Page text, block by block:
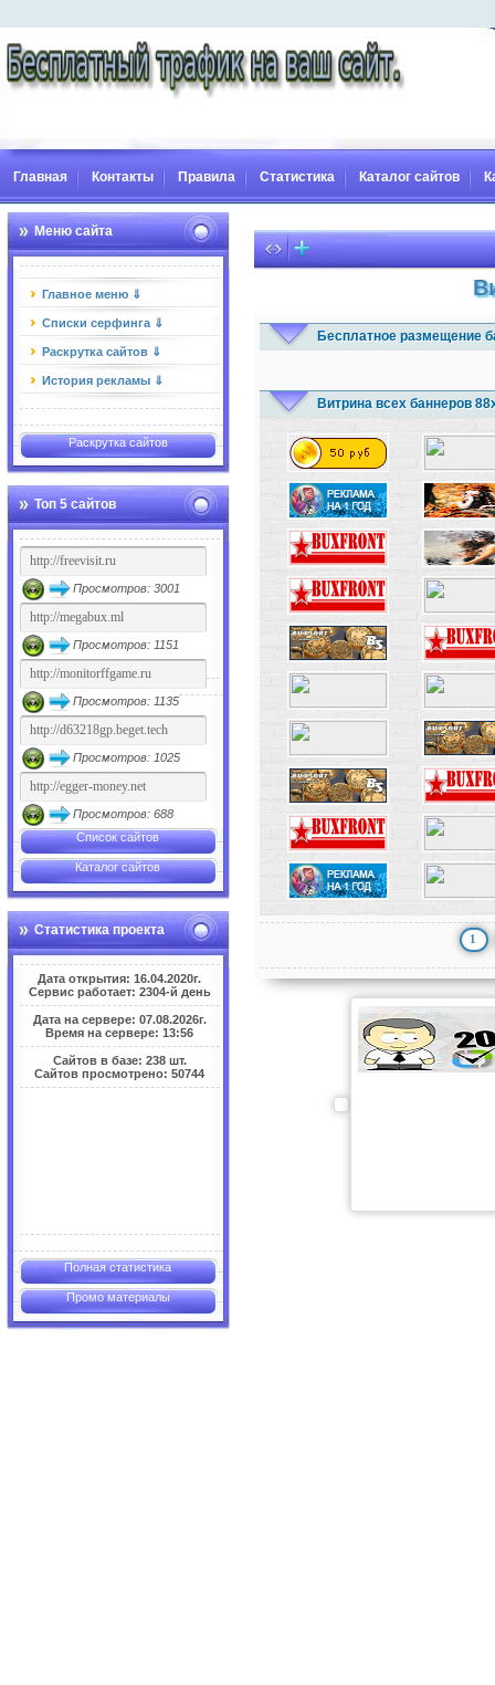
Главная Контакты Правила Статистика Каталог сайтов
Меню сайта
Главное меню ⇓
Списки серфинга ⇓
Раскрутка сайтов ⇓
История рекламы ⇓
Раскрутка сайтов
Топ 5 сайтов
Просмотров: 3001
Просмотров: 1151
Просмотров: 1135
Просмотров: 1025
Просмотров: 688
Список сайтов
Каталог сайтов
Статистика проекта
Дата открытия: 16.04.2020г.
Сервис работает: 2304-й день
Дата на сервере: 07.08.2026г.
Время на сервере: 13:56
Сайтов в базе: 238 шт.
Сайтов просмотрено: 50744
Полная статистика
Промо материалы
Бесплатное размещение
Витрина всех баннеров
1